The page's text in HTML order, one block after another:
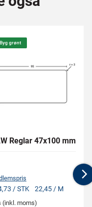
Byg grønt
Reglar 47x100 mm
/ STK 22,45 / M
(inkl. moms)